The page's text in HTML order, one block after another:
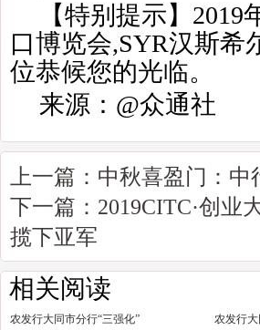
【特别提示】
口博览会,SYR汉斯希
位恭候您的光临。
来源：@众通社
上一篇： 中秋喜盈门：中
下一篇： 2019CITC·创业
揽下亚军
相关阅读
农发行大同市分行“三强化” 农发行大